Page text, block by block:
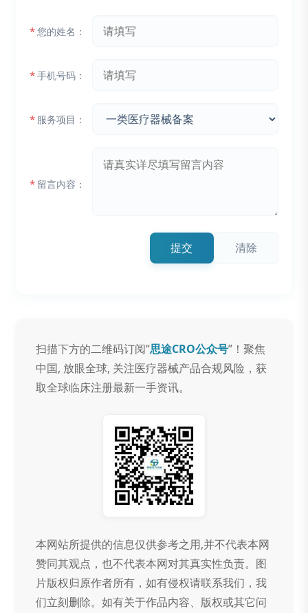
*您的姓名：
*手机号码：
* 服务项目：
* 留言内容：
提交 清除
扫描下方的二维码订阅“思途CRO公众号”！聚焦
中国, 放眼全球, 关注医疗器械产品合规风险，获
取全球临床注册最新一手资讯。
本网站所提供的信息仅供参考之用,并不代表本网
赞同其观点，也不代表本网对其真实性负责。图
片版权归原作者所有，如有侵权请联系我们，我
们立刻删除。如有关于作品内容、版权或其它问